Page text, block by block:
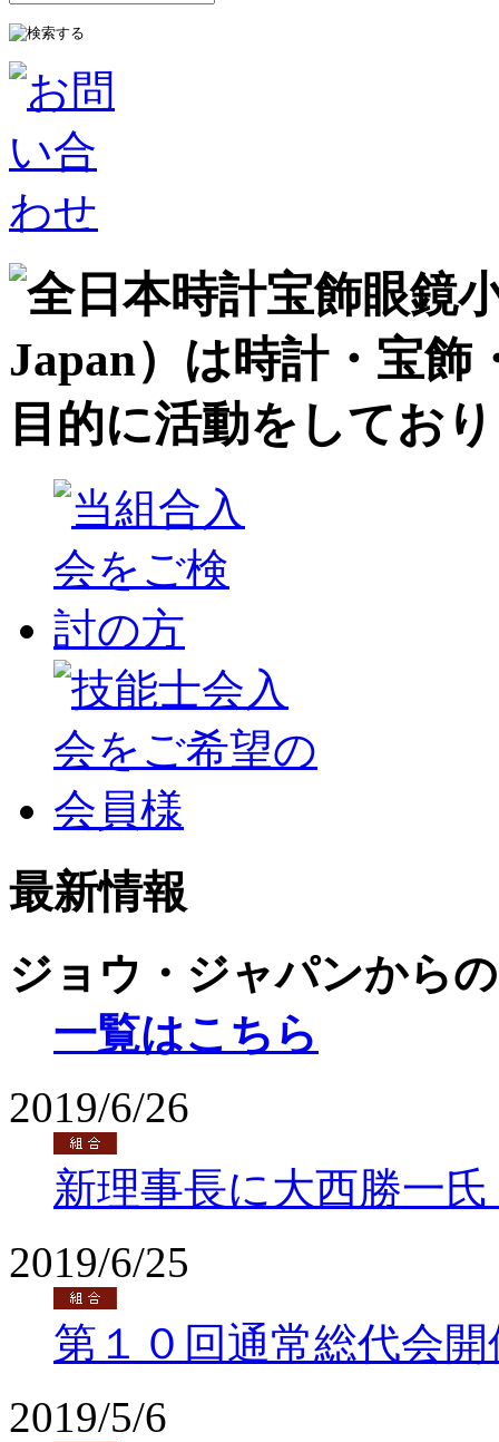
最新情報
ジョウ・ジャパンから
一覧はこちら
2019/6/26
新理事長に大西勝一
2019/6/25
第１０回通常総代会開
2019/5/6